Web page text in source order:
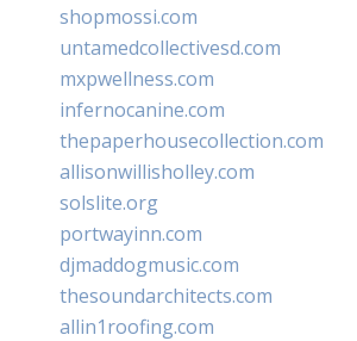
shopmossi.com
untamedcollectivesd.com
mxpwellness.com
infernocanine.com
thepaperhousecollection.com
allisonwillisholley.com
solslite.org
portwayinn.com
djmaddogmusic.com
thesoundarchitects.com
allin1roofing.com